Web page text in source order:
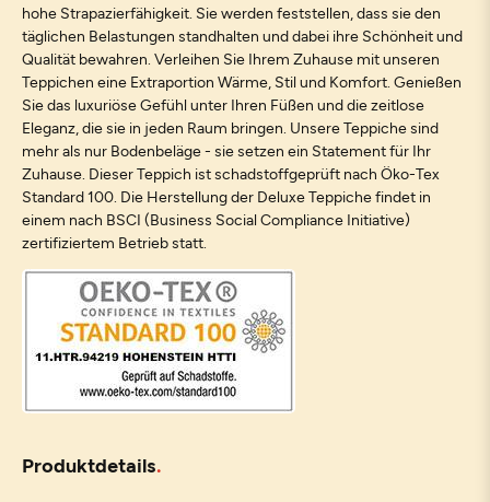
hohe Strapazierfähigkeit. Sie werden feststellen, dass sie den
täglichen Belastungen standhalten und dabei ihre Schönheit und
Qualität bewahren. Verleihen Sie Ihrem Zuhause mit unseren
Teppichen eine Extraportion Wärme, Stil und Komfort. Genießen
Sie das luxuriöse Gefühl unter Ihren Füßen und die zeitlose
Eleganz, die sie in jeden Raum bringen. Unsere Teppiche sind
mehr als nur Bodenbeläge - sie setzen ein Statement für Ihr
Zuhause. Dieser Teppich ist schadstoffgeprüft nach Öko-Tex
Standard 100. Die Herstellung der Deluxe Teppiche findet in
einem nach BSCI (Business Social Compliance Initiative)
zertifiziertem Betrieb statt.
Produktdetails